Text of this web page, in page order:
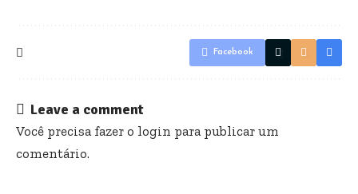
Facebook
Leave a comment
Você precisa fazer o login para publicar um
comentário.